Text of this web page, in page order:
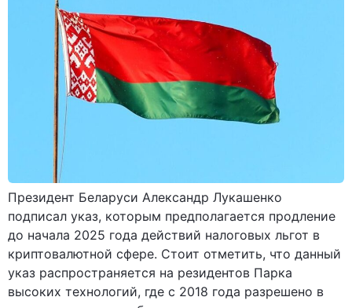
Президент Беларуси Александр Лукашенко
подписал указ, которым предполагается продление
до начала 2025 года действий налоговых льгот в
криптовалютной сфере. Стоит отметить, что данный
указ распространяется на резидентов Парка
высоких технологий, где с 2018 года разрешено в